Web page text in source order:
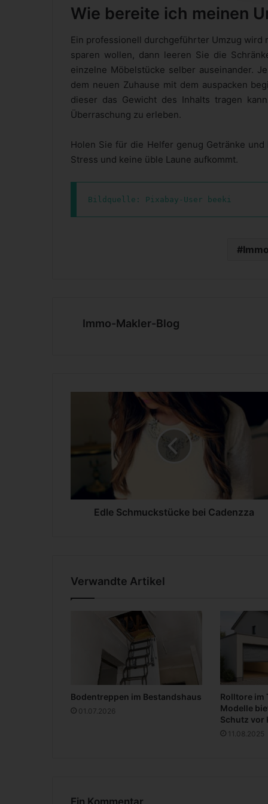
Wie bereite ich meinen
Ein professionell durchgeführter Umzug wird
sparen wollen, dann leeren Sie die
einzelne Möbelstücke selber auseinander.
dem neuen Zuhause mit dem auspacken
dieser das Gewicht des Inhalts tragen
Überraschung zu erleben.
Holen Sie für die Helfer genug Getränke
Stress und keine üble Laune aufkommt.
Bildquelle: Pixabay-User beeki
Immo-Makler-Blog
u
k
e
n
z
Edle Schmuckstücke bei Cadenzza
Verwandte Artikel
Bodentreppen im Bestandshaus
01.07.2026
Rolltore im
Modelle
Schutz vor
11.08.2025